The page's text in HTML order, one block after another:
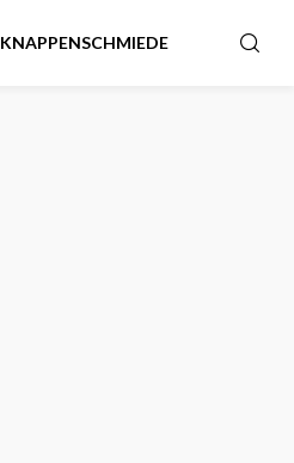
KNAPPENSCHMIEDE